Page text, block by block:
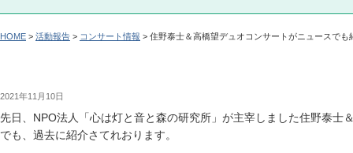
HOME > 活動報告 > コンサート情報 > 住野泰士＆高橋望デュオコンサートがニュースでも
2021年11月10日
先日、NPO法人「心は灯と音と森の研究所」が主宰しました住野泰士
でも、過去に紹介さてれおります。